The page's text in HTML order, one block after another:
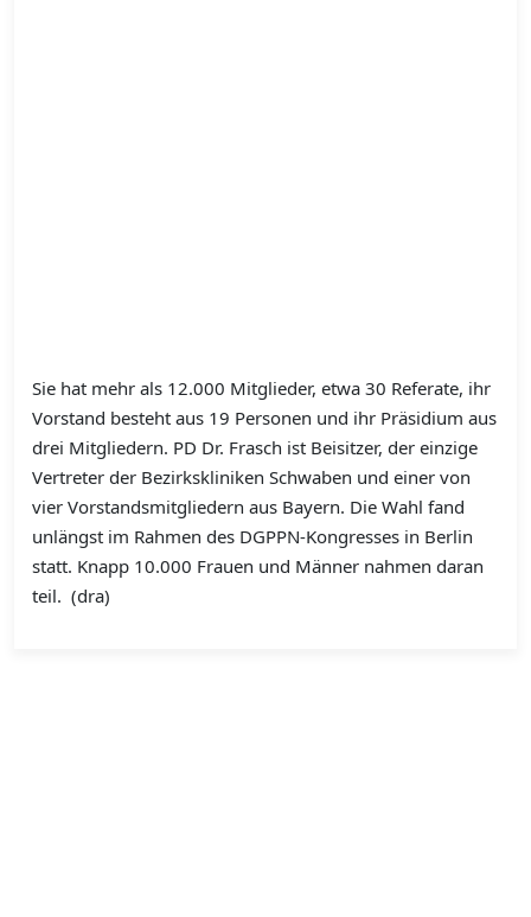
Sie hat mehr als 12.000 Mitglieder, etwa 30 Referate, ihr
Vorstand besteht aus 19 Personen und ihr Präsidium aus
drei Mitgliedern. PD Dr. Frasch ist Beisitzer, der einzige
Vertreter der Bezirkskliniken Schwaben und einer von
vier Vorstandsmitgliedern aus Bayern. Die Wahl fand
unlängst im Rahmen des DGPPN-Kongresses in Berlin
statt. Knapp 10.000 Frauen und Männer nahmen daran
teil. (dra)